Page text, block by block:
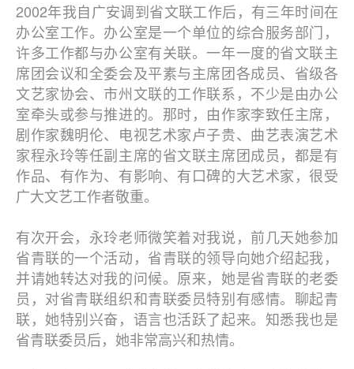
2002年我自广安调到省文联工作后，有三年时间在
办公室工作。办公室是一个单位的综合服务部门，
许多工作都与办公室有关联。一年一度的省文联主
席团会议和全委会及平素与主席团各成员、省级各
文艺家协会、市州文联的工作联系，不少是由办公
室牵头或参与推进的。那时，由作家李致任主席，
剧作家魏明伦、电视艺术家卢子贵、曲艺表演艺术
家程永玲等任副主席的省文联主席团成员，都是有
作品、有作为、有影响、有口碑的大艺术家，很受
广大文艺工作者敬重。
有次开会，永玲老师微笑着对我说，前几天她参加
省青联的一个活动，省青联的领导向她介绍起我，
并请她转达对我的问候。原来，她是省青联的老委
员，对省青联组织和青联委员特别有感情。聊起青
联，她特别兴奋，语言也活跃了起来。知悉我也是
省青联委员后，她非常高兴和热情。